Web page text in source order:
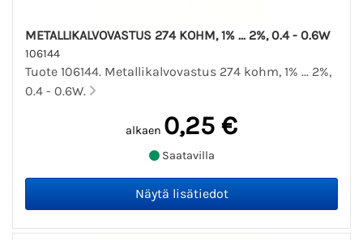
METALLIKALVOVASTUS 274 KOHM, 1% ... 2%, 0.4 - 0.6W
106144
Tuote 106144. Metallikalvovastus 274 kohm, 1% ... 2%,
0.4 - 0.6W.
alkaen 0,25 €
Saatavilla